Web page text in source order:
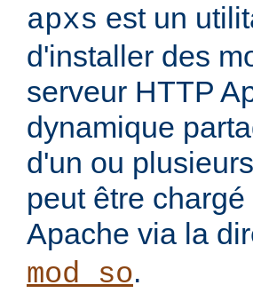
apxs est un
d'installer des
serveur HTTP
dynamique
d'un ou plusieurs
peut être
Apache via la
mod_so.